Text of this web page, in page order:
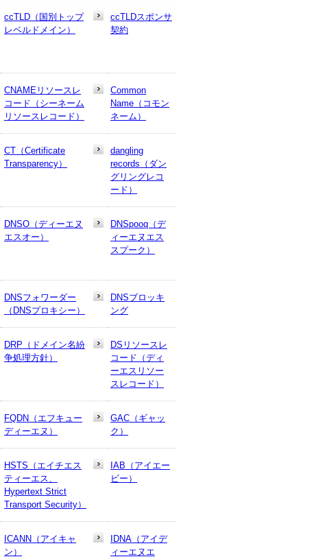
ccTLD（国別トップ
レベルドメイン）
ccTLDスポンサ
契約
CNAMEリソースレ
コード（シーネーム
リソースレコード）
Common
Name（コモン
ネーム）
CT（Certificate
Transparency）
dangling
records（ダン
グリングレコ
ード）
DNSO（ディーエヌ
エスオー）
DNSpooq（デ
ィーエヌエス
スプーク）
DNSフォワーダー
（DNSプロキシー）
DNSブロッキ
ング
DRP（ドメイン名紛
争処理方針）
DSリソースレ
コード（ディ
ーエスリソー
スレコード）
FQDN（エフキュー
ディーエヌ）
GAC（ギャッ
ク）
HSTS（エイチエス
ティーエス、
Hypertext Strict
Transport Security）
IAB（アイエー
ビー）
ICANN（アイキャ
ン）
IDNA（アイデ
ィーエヌエ